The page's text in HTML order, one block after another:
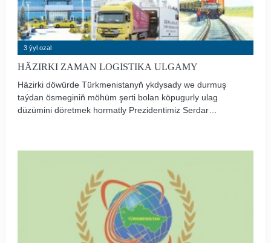
3 ýyl ozal
HÄZIRKI ZAMAN LOGISTIKA ULGAMY
Häzirki döwürde Türkmenistanyň ykdysady we durmuş
taýdan ösmeginiň möhüm şerti bolan köpugurly ulag
düzümini döretmek hormatly Prezidentimiz Serdar
Arkadagymyzyň başyny başlan giň gerimli taslamalary
durmuşa geçirilýär. Şunda halkara üstaşyr ulag
geçelgeleriniň döredilmegine aýratyn ähmiýet berilýär.